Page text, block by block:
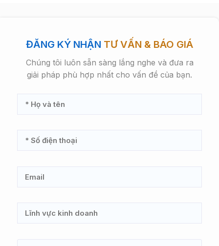
ĐĂNG KÝ NHẬN TƯ VẤN & BÁO GIÁ
Chúng tôi luôn sẵn sàng lắng nghe và đưa ra
giải pháp phù hợp nhất cho vấn đề của bạn.